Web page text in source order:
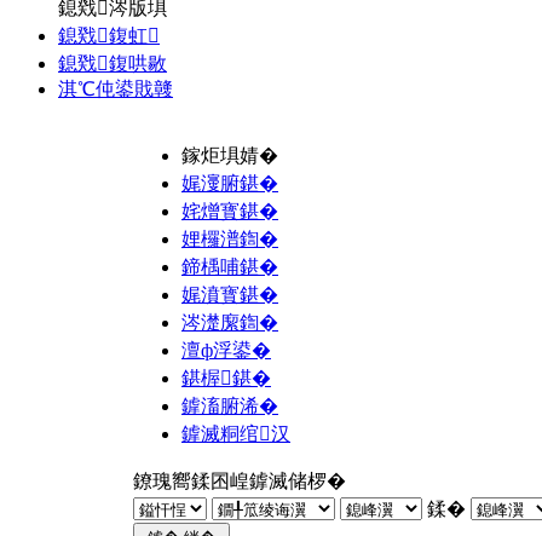
鎴戣涔版埧
鎴戣鍑虹
鎴戣鍑哄敭
淇℃伅鍙戝竷
鎵炬埧婧�
娓濅腑鍖�
姹熷寳鍖�
娌欏潽鍧�
鍗楀哺鍖�
娓濆寳鍖�
涔濋緳鍧�
澶ф浮鍙�
鍖楃鍖�
鎼滀腑浠�
鎼滅粡绾汉
鐐瑰嚮鍒囨崲鎼滅储椤�
鍒�